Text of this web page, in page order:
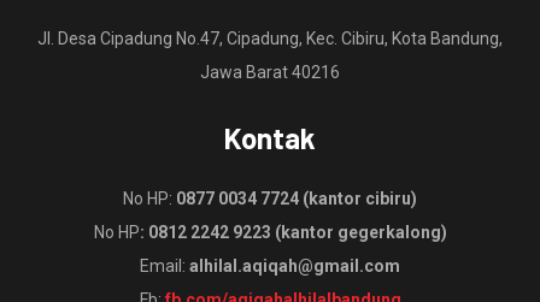
Jl. Desa Cipadung No.47, Cipadung, Kec. Cibiru, Kota Bandung,
Jawa Barat 40216
Kontak
No HP: 0877 0034 7724 (kantor cibiru)
No HP: 0812 2242 9223 (kantor gegerkalong)
Email: alhilal.aqiqah@gmail.com